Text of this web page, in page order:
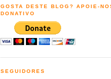
GOSTA DESTE BLOG? APOIE-
DONATIVO
SEGUIDORES